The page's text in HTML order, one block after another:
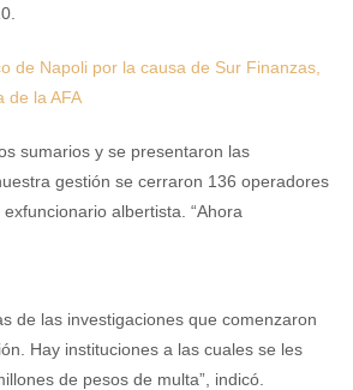
de Napoli por la causa de Sur Finanzas,
de la AFA
sumarios y se presentaron las
gestión se cerraron 136 operadores
albertista. “Ahora
de las investigaciones que comenzaron
Hay instituciones a las cuales se les
de pesos de multa”, indicó.